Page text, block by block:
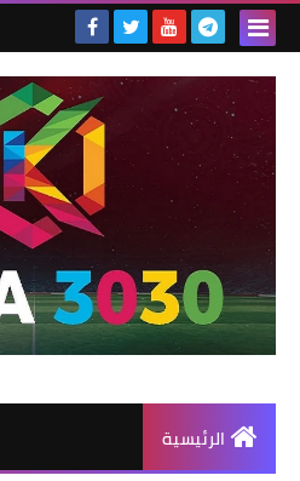
الرئيسية